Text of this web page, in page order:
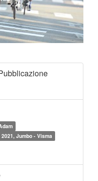
2021, Jumbo - Visma